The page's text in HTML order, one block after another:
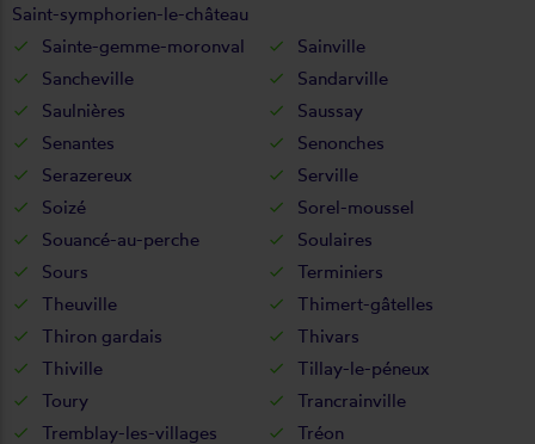
Saint-symphorien-le-château
Sainte-gemme-moronval
Sainville
Sancheville
Sandarville
Saulnières
Saussay
Senantes
Senonches
Serazereux
Serville
Soizé
Sorel-moussel
Souancé-au-perche
Soulaires
Sours
Terminiers
Theuville
Thimert-gâtelles
Thiron gardais
Thivars
Thiville
Tillay-le-péneux
Toury
Trancrainville
Tremblay-les-villages
Tréon